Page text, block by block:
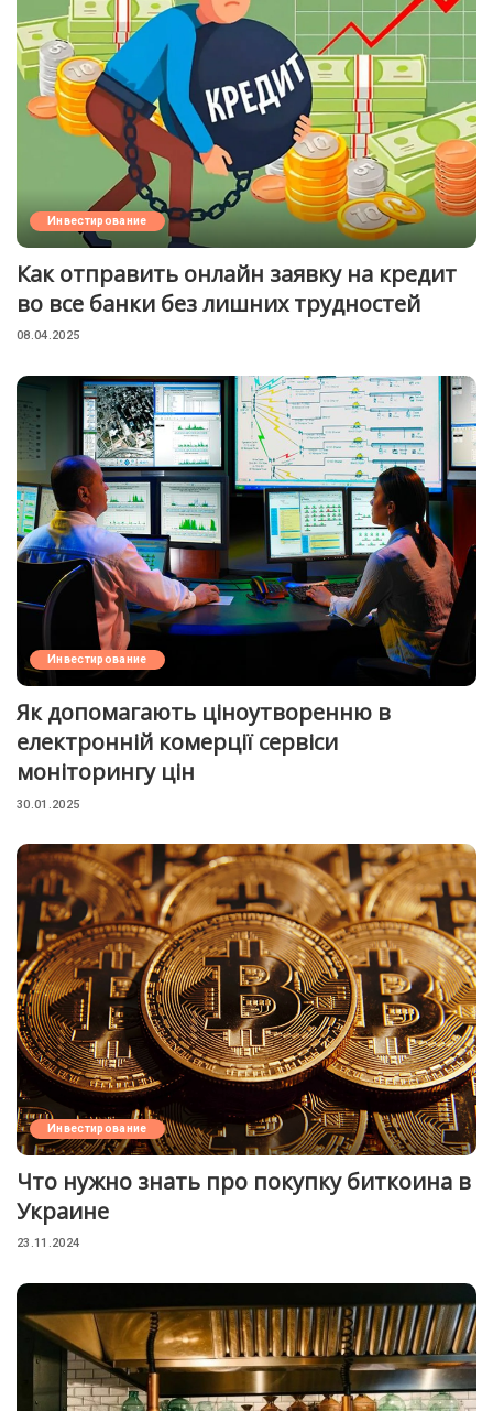
Инвестирование
Как отправить онлайн заявку на кредит
во все банки без лишних трудностей
08.04.2025
Инвестирование
Як допомагають ціноутворенню в
електронній комерції сервіси
моніторингу цін
30.01.2025
Инвестирование
Что нужно знать про покупку биткоина в
Украине
23.11.2024